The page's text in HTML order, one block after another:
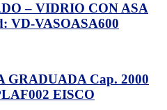
– VIDRIO CON ASA
VD-VASOASA600
GRADUADA Cap. 2000
EISCO